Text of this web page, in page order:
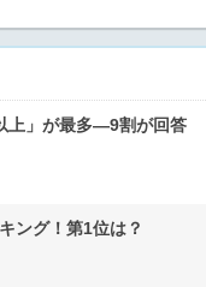
上」が最多―9割が回答
ング！第1位は？